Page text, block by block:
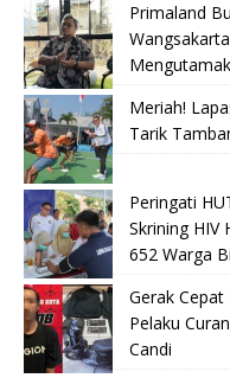
Primaland
Meriah!
Tarik
Peringati
Skrining HIV
652 Warga
Gerak
Pelaku
Candi